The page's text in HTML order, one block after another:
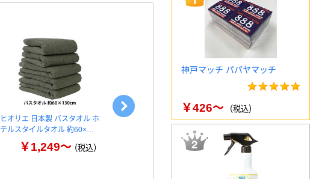
ヒオリエ 日本製 バスタオル ホ
テルスタイルタオル 約60×…
￥1,249～（税込）
林 超大判バスタオル フラッピ
￥1,980～ （税込）
大判バスタ
神戸マッチ パパヤマッチ
￥426～ （税込）